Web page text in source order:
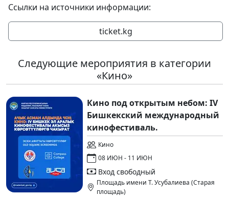
Ссылки на источники информации:
ticket.kg
Следующие мероприятия в категории
«Кино»
Кино под открытым небом: IV
Бишкекский международный
кинофестиваль.
Кино
08 ИЮН - 11 ИЮН
Вход свободный
Площадь имени Т. Усубалиева (Старая
площадь)